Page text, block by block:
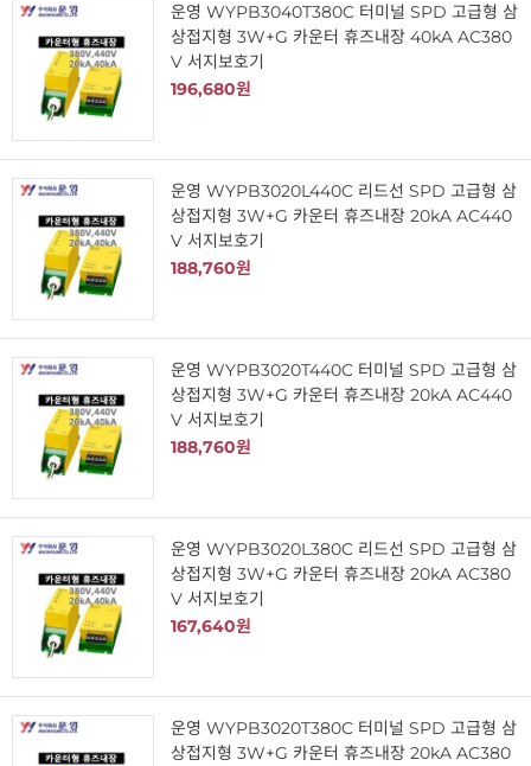
운영 WYPB3040T380C 터미널 SPD 고급형 삼
상접지형 3W+G 카운터 휴즈내장 40kA AC380
V 서지보호기
196,680원
운영 WYPB3020L440C 리드선 SPD 고급형 삼
상접지형 3W+G 카운터 휴즈내장 20kA AC440
V 서지보호기
188,760원
운영 WYPB3020T440C 터미널 SPD 고급형 삼
상접지형 3W+G 카운터 휴즈내장 20kA AC440
V 서지보호기
188,760원
운영 WYPB3020L380C 리드선 SPD 고급형 삼
상접지형 3W+G 카운터 휴즈내장 20kA AC380
V 서지보호기
167,640원
운영 WYPB3020T380C 터미널 SPD 고급형 삼
상접지형 3W+G 카운터 휴즈내장 20kA AC380